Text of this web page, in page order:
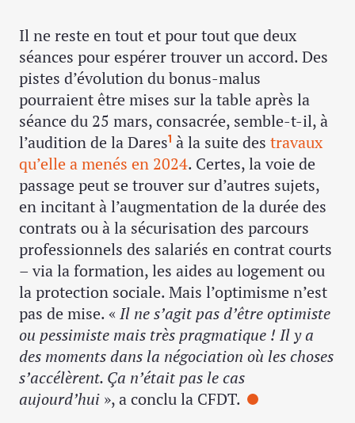
Il ne reste en tout et pour tout que deux
séances pour espérer trouver un accord. Des
pistes d’évolution du bonus-malus
pourraient être mises sur la table après la
séance du 25 mars, consacrée, semble-t-il, à
l’audition de la Dares1 à la suite des travaux
qu’elle a menés en 2024. Certes, la voie de
passage peut se trouver sur d’autres sujets,
en incitant à l’augmentation de la durée des
contrats ou à la sécurisation des parcours
professionnels des salariés en contrat courts
– via la formation, les aides au logement ou
la protection sociale. Mais l’optimisme n’est
pas de mise. « Il ne s’agit pas d’être optimiste
ou pessimiste mais très pragmatique ! Il y a
des moments dans la négociation où les choses
s’accélèrent. Ça n’était pas le cas
aujourd’hui », a conclu la CFDT.